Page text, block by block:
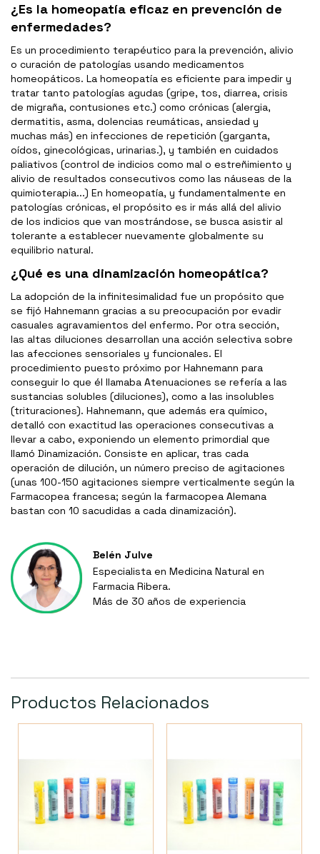
¿Es la homeopatía eficaz en prevención de
enfermedades?
Es un procedimiento terapéutico para la prevención, alivio
o curación de patologías usando medicamentos
homeopáticos. La homeopatía es eficiente para impedir y
tratar tanto patologías agudas (gripe, tos, diarrea, crisis
de migraña, contusiones etc.) como crónicas (alergia,
dermatitis, asma, dolencias reumáticas, ansiedad y
muchas más) en infecciones de repetición (garganta,
oídos, ginecológicas, urinarias.), y también en cuidados
paliativos (control de indicios como mal o estreñimiento y
alivio de resultados consecutivos como las náuseas de la
quimioterapia...) En homeopatía, y fundamentalmente en
patologías crónicas, el propósito es ir más allá del alivio
de los indicios que van mostrándose, se busca asistir al
tolerante a establecer nuevamente globalmente su
equilibrio natural.
¿Qué es una dinamización homeopática?
La adopción de la infinitesimalidad fue un propósito que
se fijó Hahnemann gracias a su preocupación por evadir
casuales agravamientos del enfermo. Por otra sección,
las altas diluciones desarrollan una acción selectiva sobre
las afecciones sensoriales y funcionales. El
procedimiento puesto próximo por Hahnemann para
conseguir lo que él llamaba Atenuaciones se refería a las
sustancias solubles (diluciones), como a las insolubles
(trituraciones). Hahnemann, que además era químico,
detalló con exactitud las operaciones consecutivas a
llevar a cabo, exponiendo un elemento primordial que
llamó Dinamización. Consiste en aplicar, tras cada
operación de dilución, un número preciso de agitaciones
(unas 100-150 agitaciones siempre verticalmente según la
Farmacopea francesa; según la farmacopea Alemana
bastan con 10 sacudidas a cada dinamización).
Belén Julve
Especialista en Medicina Natural en
Farmacia Ribera.
Más de 30 años de experiencia
Productos Relacionados